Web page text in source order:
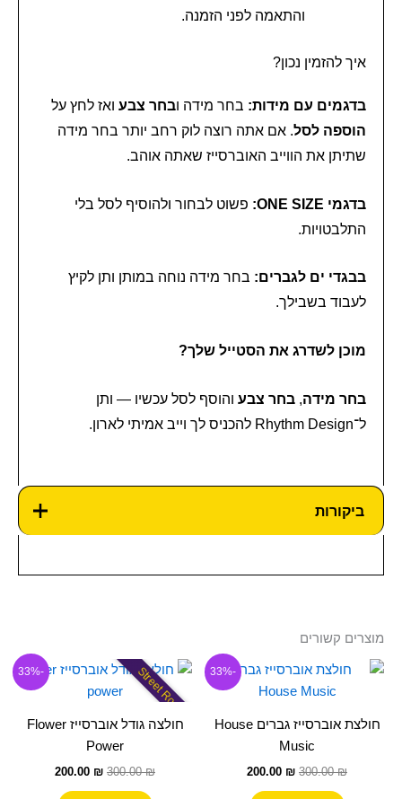
והתאמה לפני הזמנה.
איך להזמין נכון?
בדגמים עם מידות: בחר מידה ובחר צבעואז לחץ על
הוספה לסל. אם אתה רוצה לוק רחב יותר בחר מידה
שתיתן את הווייב האוברסייז שאתה אוהב.
בדגמי ONE SIZE:
פשוט לבחור ולהוסיף לסל בלי
התלבטויות.
בבגדי ים לגברים: בחר מידה נוחה במותן ותן לקיץ
לעבוד בשבילך.
מוכן לשדרג את הסטייל שלך?
בחר מידה, בחר צבעוהוסף לסל עכשיו — ותן
ל־Rhythm Design להכניס לך וייב אמיתי לארון.
ביקורות
מוצרים קשורים
-33%
חולצת אוברסייז גברים House
Music
300.00₪
המחיר
היה:
200.00 ₪
המחיר
הנוכחי
למוצר
מספר
ניתן
-33% Street Rock
חולצה גודל אוברסייז Flower
Power
300.00₪
המחיר
היה:
200.00 ₪
המחיר
הנוכחי
למוצר
מספר
ניתן